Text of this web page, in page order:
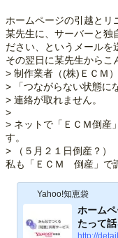
ホームページの引越とリ
某先生に、サーバーと独
ださい、というメールを
その翌日に某先生からこ
> 制作業者（(株)ＥＣＭ
> 「つながらない状態に
> 連絡が取れません。
>
> ネットで「ＥＣＭ倒産
す。
> （５月２１日倒産？）
私も「ＥＣＭ 倒産」で
Yahoo!知恵袋
ホーム
たって